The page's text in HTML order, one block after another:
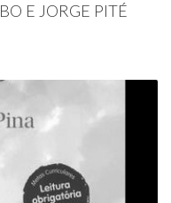
E JORGE PITÉ